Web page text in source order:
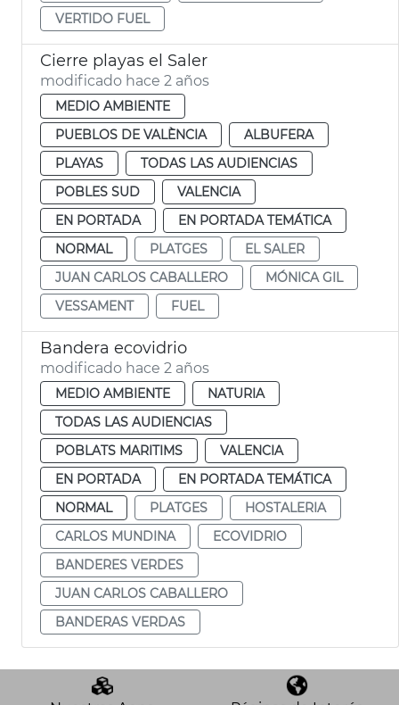
VERTIDO FUEL
Cierre playas el Saler
modificado hace 2 años
MEDIO AMBIENTE
PUEBLOS DE VALÈNCIA
ALBUFERA
PLAYAS
TODAS LAS AUDIENCIAS
POBLES SUD
VALENCIA
EN PORTADA
EN PORTADA TEMÁTICA
NORMAL
PLATGES
EL SALER
JUAN CARLOS CABALLERO
MÓNICA GIL
VESSAMENT
FUEL
Bandera ecovidrio
modificado hace 2 años
MEDIO AMBIENTE
NATURIA
TODAS LAS AUDIENCIAS
POBLATS MARITIMS
VALENCIA
EN PORTADA
EN PORTADA TEMÁTICA
NORMAL
PLATGES
HOSTALERIA
CARLOS MUNDINA
ECOVIDRIO
BANDERES VERDES
JUAN CARLOS CABALLERO
BANDERAS VERDAS